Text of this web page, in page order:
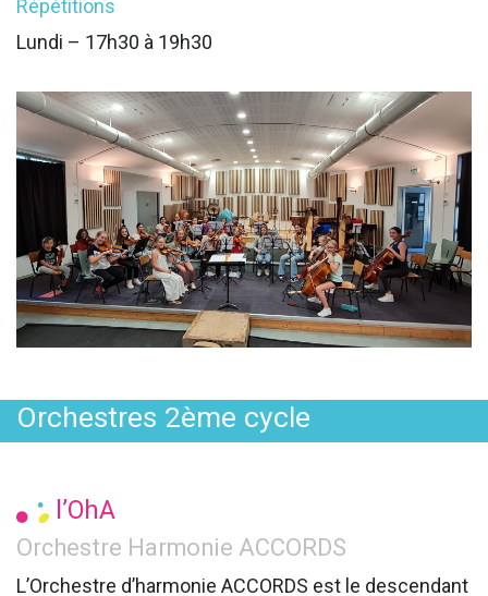
Répétitions
Lundi – 17h30 à 19h30
Orchestres 2ème cycle
l’OhA
Orchestre Harmonie ACCORDS
L’Orchestre d’harmonie ACCORDS est le descendant